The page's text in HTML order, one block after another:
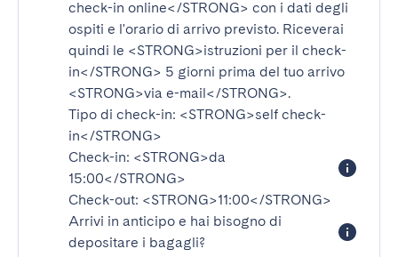
check-in online</STRONG> con i dati degli
ospiti e l'orario di arrivo previsto. Riceverai
quindi le <STRONG>istruzioni per il check-
in</STRONG> 5 giorni prima del tuo arrivo
<STRONG>via e-mail</STRONG>.
Tipo di check-in: <STRONG>self check-
in</STRONG>
Check-in: <STRONG>da
15:00</STRONG>
Check-out: <STRONG>11:00</STRONG>
Arrivi in anticipo e hai bisogno di
depositare i bagagli?